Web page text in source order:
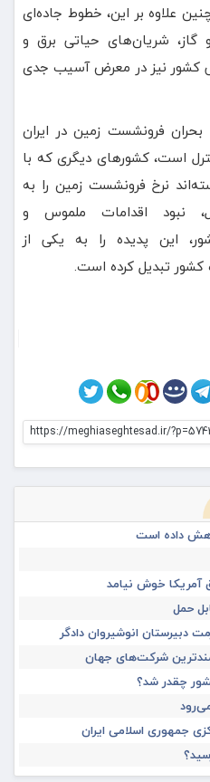
علاوه بر این، خطوط جاده‌ای
شریان‌های حیاتی برق و
کشور نیز در معرض آسیب جدی
بحران فرونشست زمین در ایران
است، کشورهای دیگری که با
نرخ فرونشست زمین را به
نبود اقدامات ملموس و
این پدیده را به یکی از
کشور تبدیل کرده است.
https://meghiaseghtesad.ir/
داده است
آمریکا خوش نیامد
حمل
دبیرستان انوشیروان دادگر
شرکت‌های جهان
چقدر شد؟
جمهوری اسلامی ایران